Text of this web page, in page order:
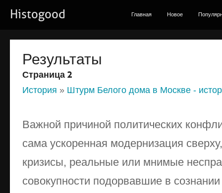
Histogood Главная Новое
Результаты
Страница 2
История » Штурм Белого дома в Москве -
Важной причиной политических
сама ускоренная модернизация
кризисы, реальные или мнимые
совокупности подорвавшие в